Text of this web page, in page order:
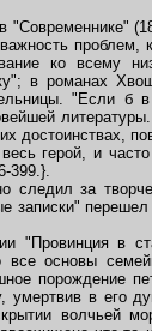
ко всему
в романах
"Если
достоинствах,
герой, и
399.}.
за
"Провинция в
все основы
порождение
умертвив в его
волчьей